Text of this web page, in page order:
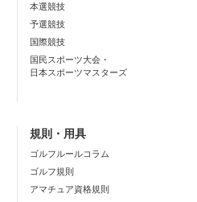
本選競技
予選競技
国際競技
国民スポーツ大会・
日本スポーツマスターズ
規則・用具
ゴルフルールコラム
ゴルフ規則
アマチュア資格規則